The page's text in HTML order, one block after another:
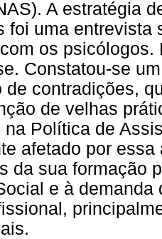
A estratégia
foi uma entrevista
os
Constatou-se
de contradições,
de velhas
na Política de
afetado por
da sua formação
e à